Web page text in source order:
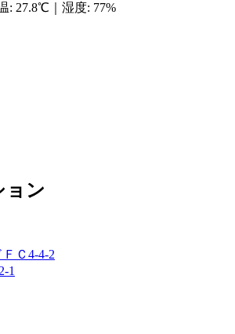
: 27.8℃ 湿度: 77%
ョン
Ｃ 4-4-2
1